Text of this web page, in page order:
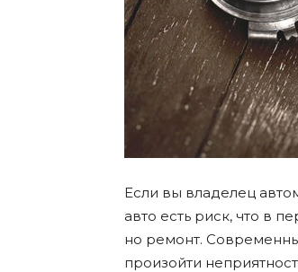
Если вы владелец
авто есть риск, что в
но ремонт.
произойти